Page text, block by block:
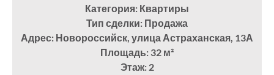
Категория: Квартиры
Тип сделки: Продажа
Адрес: Новороссийск, улица Астраханская, 13А
Площадь: 32 м²
Этаж: 2